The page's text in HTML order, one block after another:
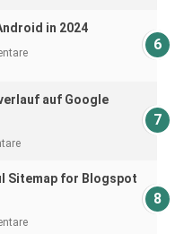
in 2024
auf Google
Sitemap for Blogspot